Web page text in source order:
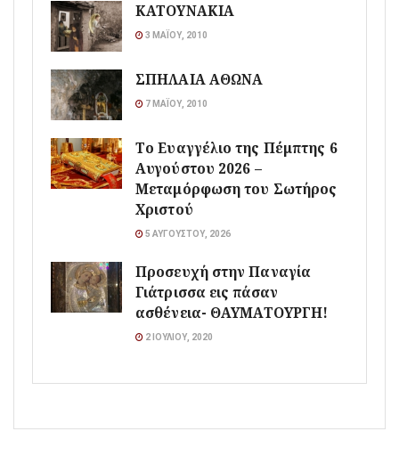
ΚΑΤΟΥΝΑΚΙΑ
3 ΜΑΪ́ΟΥ, 2010
ΣΠΗΛΑΙΑ ΑΘΩΝΑ
7 ΜΑΪ́ΟΥ, 2010
Το Ευαγγέλιο της Πέμπτης 6
Αυγούστου 2026 –
Μεταμόρφωση του Σωτήρος
Χριστού
5 ΑΥΓΟΎΣΤΟΥ, 2026
Προσευχή στην Παναγία
Γιάτρισσα εις πάσαν
ασθένεια- ΘΑΥΜΑΤΟΥΡΓΗ!
2 ΙΟΥΛΊΟΥ, 2020